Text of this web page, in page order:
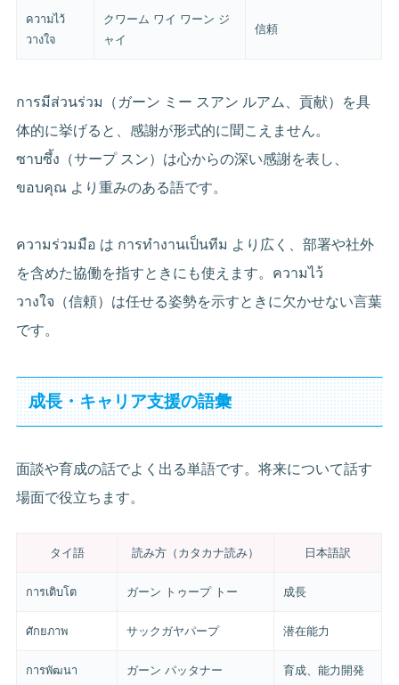
ความไว้
วางใจ
クワーム ワイ ワーン ジ
ャイ
信頼
การมีส่วนร่วม（ガーン ミー スアン ルアム、貢献）を具
体的に挙げると、感謝が形式的に聞こえません。
ซาบซึ้ง（サープ スン）は心からの深い感謝を表し、
ขอบคุณ より重みのある語です。
ความร่วมมือ は การทำงานเป็นทีม より広く、部署や社外
を含めた協働を指すときにも使えます。ความไว้
วางใจ（信頼）は任せる姿勢を示すときに欠かせない言葉
です。
成長・キャリア支援の語彙
面談や育成の話でよく出る単語です。将来について話す
場面で役立ちます。
タイ語 読み方（カタカナ読み） 日本語訳
การเติบโต ガーン トゥープ トー 成長
ศักยภาพ サックガヤパープ 潜在能力
การพัฒนา ガーン パッタナー 育成、能力開発